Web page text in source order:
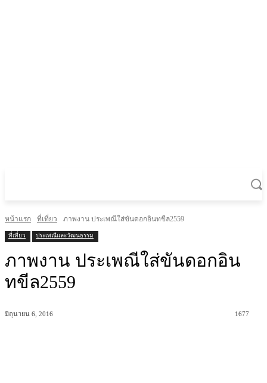
หน้าแรก ที่เที่ยว ภาพงาน ประเพณีใส่ขันดอกอินทขีล2559
ที่เที่ยว ประเพณีและวัฒนธรรม
ภาพงาน ประเพณีใส่ขันดอกอิน
ทขีล2559
มิถุนายน 6, 2016 1677